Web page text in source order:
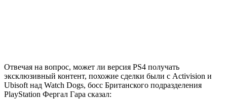
Отвечая на вопрос, может ли версия PS4 получать
эксклюзивный контент, похожие сделки были с Activision и
Ubisoft над Watch Dogs, босс Британского подразделения
PlayStation Фергал Гара сказал: